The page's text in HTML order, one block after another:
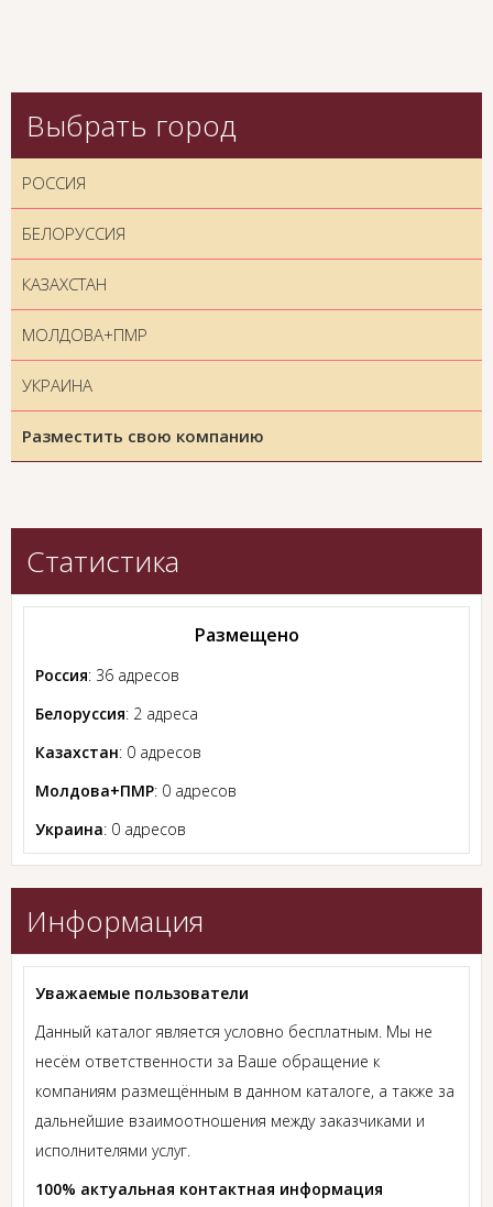
Выбрать город
РОССИЯ
БЕЛОРУССИЯ
КАЗАХСТАН
МОЛДОВА+ПМР
УКРАИНА
Разместить свою компанию
Статистика
Размещено
Россия: 36 адресов
Белоруссия: 2 адреса
Казахстан: 0 адресов
Молдова+ПМР: 0 адресов
Украина: 0 адресов
Информация
Уважаемые пользователи
Данный каталог является условно бесплатным. Мы не
несём ответственности за Ваше обращение к
компаниям размещённым в данном каталоге, а также за
дальнейшие взаимоотношения между заказчиками и
исполнителями услуг.
100% актуальная контактная информация